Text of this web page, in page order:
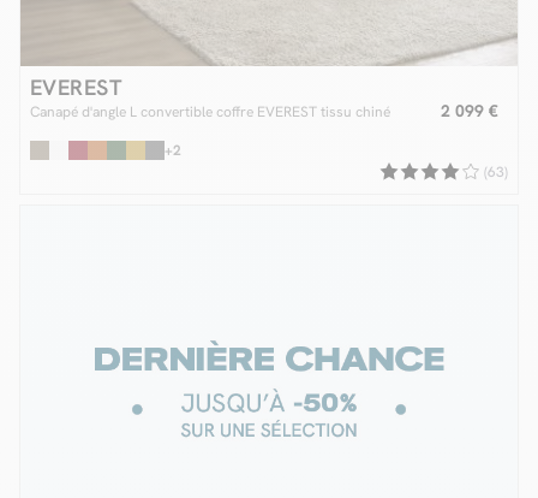
EVEREST
Canapé d'angle L convertible coffre EVEREST tissu chiné 2 099 €
+2
(63)